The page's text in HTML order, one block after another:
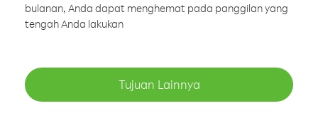
bulanan, Anda dapat menghemat pada panggilan yang
tengah Anda lakukan
Tujuan Lainnya